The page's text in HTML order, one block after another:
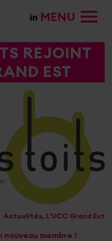
MENU
REJOINT
EST
Actualités, L'UCC Grand Est
nouveau membre !